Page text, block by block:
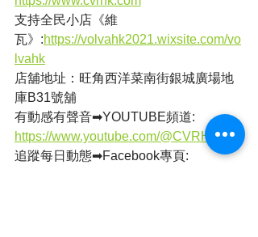
支持全民小店《維
瓦》:https://volvahk2021.wixsite.com/vo
lvahk
店舖地址：旺角西洋菜南街銀城廣場地
庫B31號舖
有動感有聲音➡YOUTUBE頻道:
https://www.youtube.com/@CVRHK
追蹤每日動態➡Facebook專頁: